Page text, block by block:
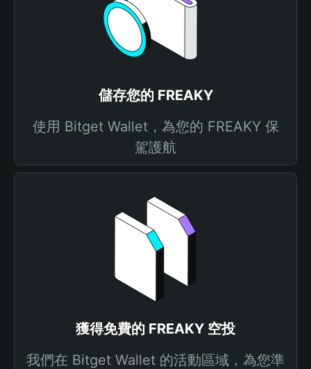
儲存您的 FREAKY
使用 Bitget Wallet，為您的 FREAKY 保
駕護航
獲得免費的 FREAKY 空投
我們在 Bitget Wallet 的活動區域，為您準